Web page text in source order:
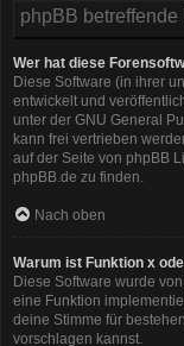
phpBB betreffende
Wer hat diese
Diese Software (in ihrer
entwickelt und
unter der GNU General
kann frei vertrieben
auf der Seite von phpBB
phpBB.de zu finden.
Nach oben
Warum ist Funktion x
Diese Software wurde
eine Funktion
deine Stimme für
vorschlagen kannst.